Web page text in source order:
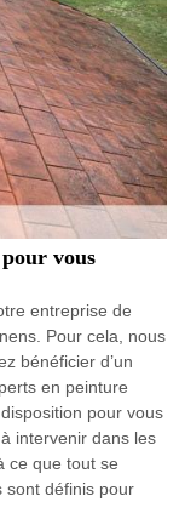
vous
entreprise de
Pour cela, nous
bénéficier d’un
en peinture
pour vous
intervenir dans les
ce que tout se
sont définis pour